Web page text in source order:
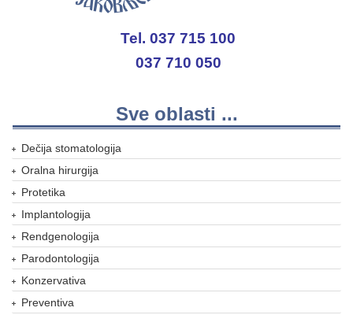
Tel. 037 715 100
037 710 050
Sve oblasti ...
Dečija stomatologija
Oralna hirurgija
Protetika
Implantologija
Rendgenologija
Parodontologija
Konzervativa
Preventiva